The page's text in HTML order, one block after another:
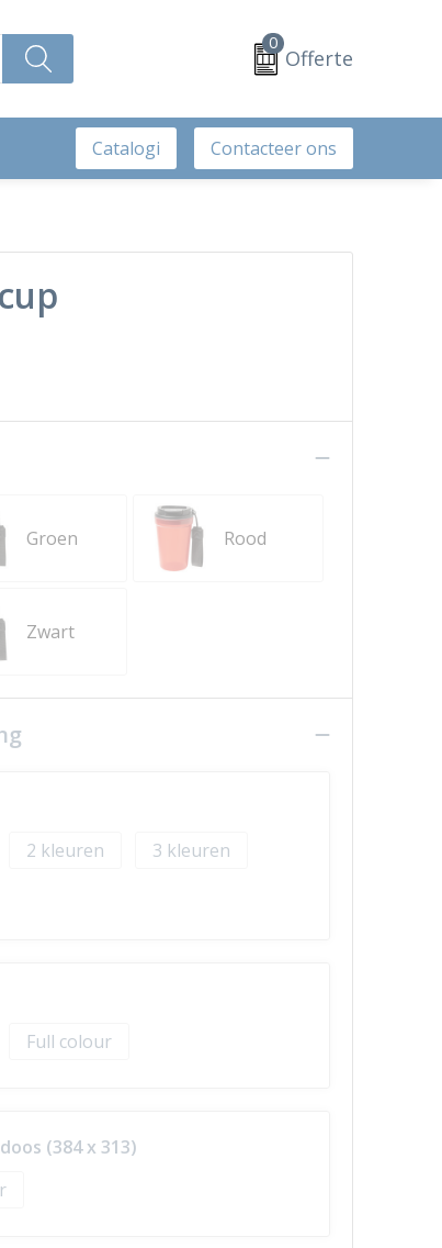
0
Offerte
Catalogi Contacteer ons
Groen Rood
Zwart
2
3
Full colour
(384 x 313)